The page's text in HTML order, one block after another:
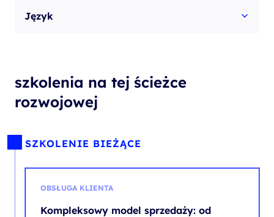
Język
szkolenia na tej ścieżce
rozwojowej
SZKOLENIE BIEŻĄCE
OBSŁUGA KLIENTA
Kompleksowy model sprzedaży: od